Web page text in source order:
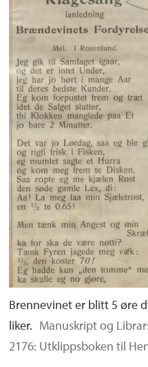
Brennevinet er blitt 5 øre
liker. Manuskript og
2176: Utklippsboken til